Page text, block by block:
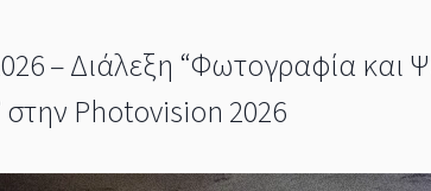
– Διάλεξη “Φωτογραφία και
στην Photovision 2026